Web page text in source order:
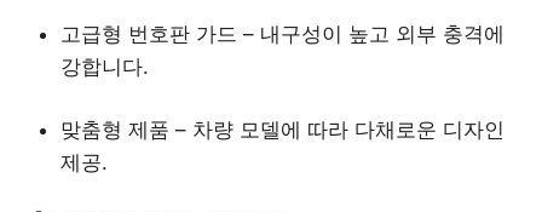
고급형 번호판 가드 – 내구성이 높고 외부 충격에
강합니다.
맞춤형 제품 – 차량 모델에 따라 다채로운 디자인
제공.